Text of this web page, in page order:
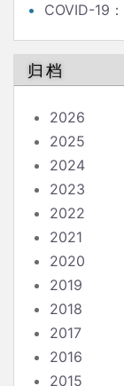
COVID-19
归档
2026
2025
2024
2023
2022
2021
2020
2019
2018
2017
2016
2015